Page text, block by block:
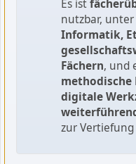
Es ist
nutzbar,
Informatik,
Fächern, und
methodische
digitale
zur Vertiefung